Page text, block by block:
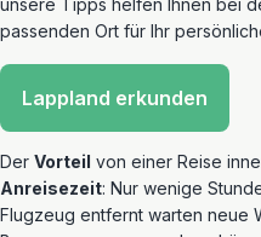
passenden Ort für Ihr
Lappland erkunden
Der Vorteil von einer Reise
Anreisezeit: Nur wenige
Flugzeug entfernt warten neue